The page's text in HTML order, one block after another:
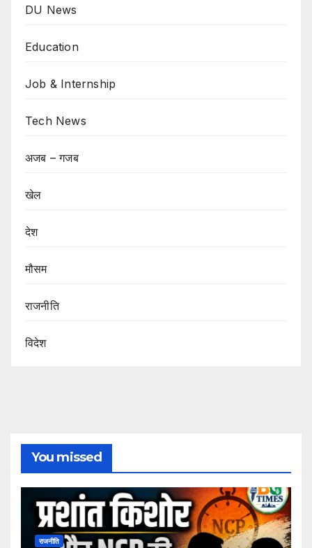
DU News
Education
Job & Internship
Tech News
अजब – गजब
खेल
देश
मौसम
राजनीति
विदेश
You missed
राजनीति